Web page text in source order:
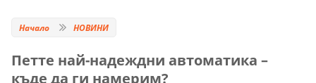
Начало НОВИНИ
Петте най-надеждни автоматика –
къде да ги намерим?